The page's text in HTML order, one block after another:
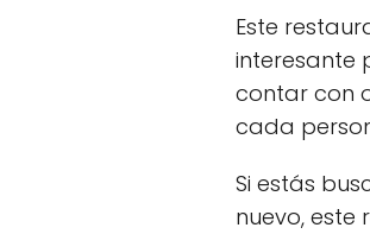
Este
interesante
contar con
cada
Si estás
nuevo, este